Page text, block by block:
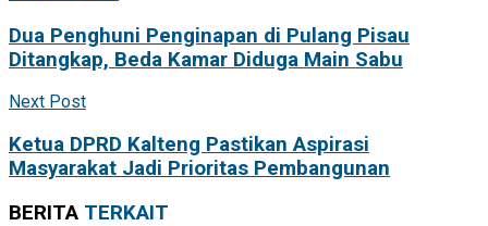
Dua Penghuni Penginapan di Pulang Pisau
Ditangkap, Beda Kamar Diduga Main Sabu
Next Post
Ketua DPRD Kalteng Pastikan Aspirasi
Masyarakat Jadi Prioritas Pembangunan
BERITA TERKAIT